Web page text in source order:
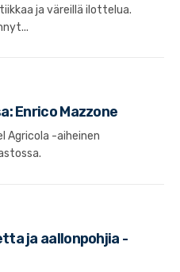
ja väreillä ilottelua.
Enrico Mazzone
Agricola -aiheinen
ja aallonpohjia -